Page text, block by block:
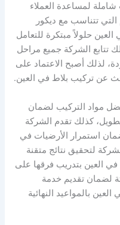
لمساعدة العملاء
التي تتناسب مع ديكور
حلولاً مبتكرة للتعامل
تتابع الشركة جميع مراحل
لذلك أصبح الاعتماد على
عن تركيب بلاط في العين.
مواد التركيب لضمان
كذلك تقدم الشركة
استمرار الأرضيات في
لتحقيق نتائج متقنة
في العين بتدريب فرقها على
لضمان تقديم خدمة
بالمواعيد النهائية